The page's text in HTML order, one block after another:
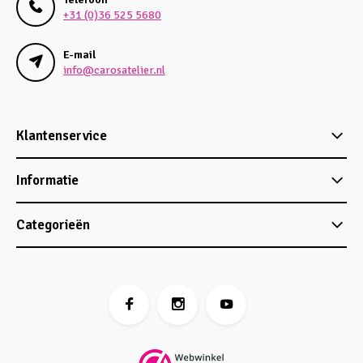
+31 (0)36 525 5680
E-mail
info@carosatelier.nl
Klantenservice
Informatie
Categorieën